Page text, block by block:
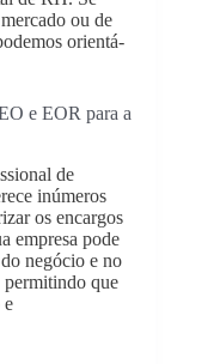
ou de
orientá-
e EOR para a
de
inúmeros
os encargos
empresa pode
negócio e no
permitindo que
e